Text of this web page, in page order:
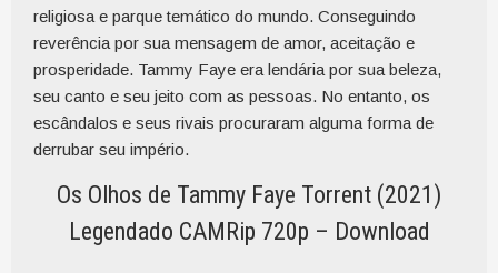
religiosa e parque temático do mundo. Conseguindo
reverência por sua mensagem de amor, aceitação e
prosperidade. Tammy Faye era lendária por sua beleza,
seu canto e seu jeito com as pessoas. No entanto, os
escândalos e seus rivais procuraram alguma forma de
derrubar seu império.
Os Olhos de Tammy Faye Torrent (2021)
Legendado CAMRip 720p – Download